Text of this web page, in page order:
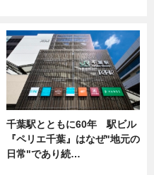
千葉駅とともに60年 駅ビル
『ペリエ千葉』はなぜ"地元の
日常"であり続…